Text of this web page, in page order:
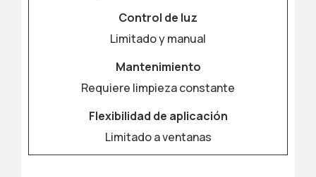
Control de luz
Limitado y manual
Mantenimiento
Requiere limpieza constante
Flexibilidad de aplicación
Limitado a ventanas